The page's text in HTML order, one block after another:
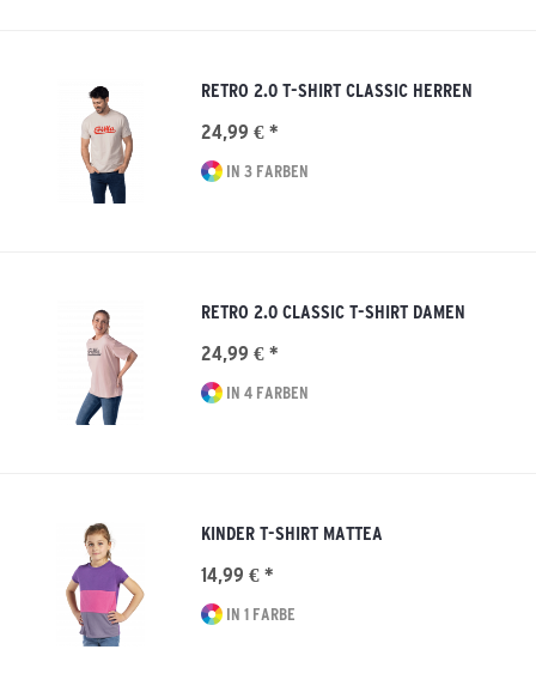
RETRO 2.0 T-SHIRT CLASSIC HERREN
24,99 € *
IN 3 FARBEN
RETRO 2.0 CLASSIC T-SHIRT DAMEN
24,99 € *
IN 4 FARBEN
KINDER T-SHIRT MATTEA
14,99 € *
IN 1 FARBE